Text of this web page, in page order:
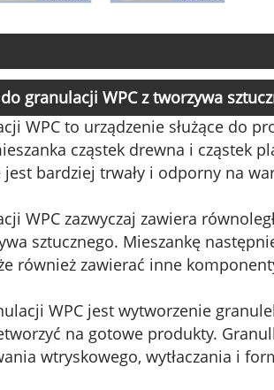
granulacji WPC z tworzywa
WPC to urządzenie służące do
cząstek drewna i cząstek
bardziej trwały i odporny na
WPC zazwyczaj zawiera
sztucznego. Mieszankę
również zawierać inne
WPC jest wytworzenie
na gotowe produkty.
wtryskowego, wytłaczania i